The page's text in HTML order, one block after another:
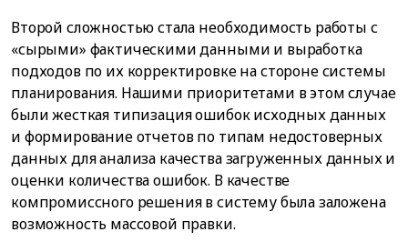
Второй сложностью стала необходимость работы с
«сырыми» фактическими данными и выработка
подходов по их корректировке на стороне системы
планирования. Нашими приоритетами в этом случае
были жесткая типизация ошибок исходных данных
и формирование отчетов по типам недостоверных
данных для анализа качества загруженных данных и
оценки количества ошибок. В качестве
компромиссного решения в систему была заложена
возможность массовой правки.